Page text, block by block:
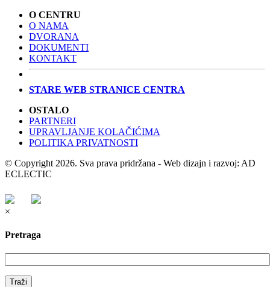
O CENTRU
O NAMA
DVORANA
DOKUMENTI
KONTAKT
STARE WEB STRANICE CENTRA
OSTALO
PARTNERI
UPRAVLJANJE KOLAČIĆIMA
POLITIKA PRIVATNOSTI
© Copyright 2026. Sva prava pridržana - Web dizajn i razvoj: AD
ECLECTIC
×
Pretraga
Traži